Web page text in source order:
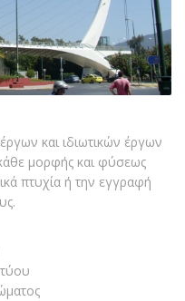
και ιδιωτικών έργων
μορφής και φύσεως
πτυχία ή την εγγραφή